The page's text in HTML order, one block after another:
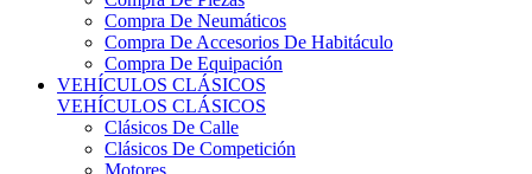
Compra De Neumáticos
Compra De Accesorios De Habitáculo
Compra De Equipación
VEHÍCULOS CLÁSICOS
VEHÍCULOS CLÁSICOS
Clásicos De Calle
Clásicos De Competición
Motores